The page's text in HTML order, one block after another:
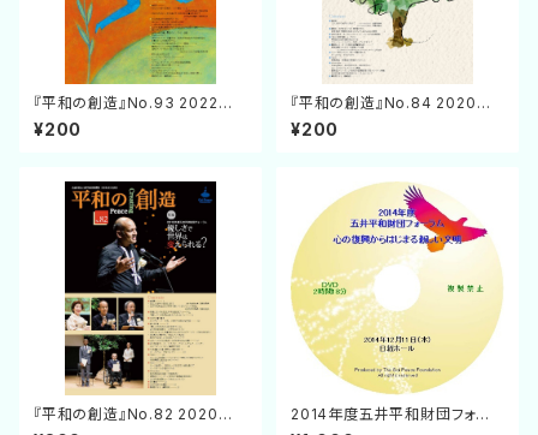
『平和の創造』No.93 2022年1
0月15日発行
¥200
『平和の創造』No.84 2020年7
月25日発行
¥200
『平和の創造』No.82 2020年1
2014年度五井平和財団フォーラ